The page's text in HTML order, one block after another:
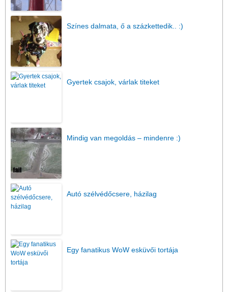
Színes dalmata, ő a százkettedik.. :)
Gyertek csajok, várlak titeket
Mindig van megoldás – mindenre :)
Autó szélvédőcsere, házilag
Egy fanatikus WoW esküvői tortája